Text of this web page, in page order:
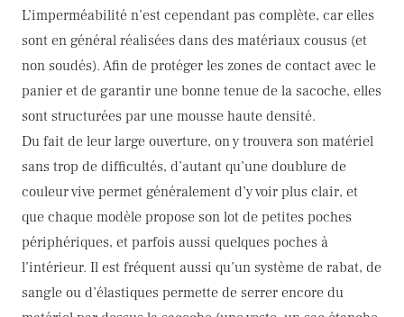
L’imperméabilité n’est cependant pas complète, car elles
sont en général réalisées dans des matériaux cousus (et
non soudés). Afin de protéger les zones de contact avec le
panier et de garantir une bonne tenue de la sacoche, elles
sont structurées par une mousse haute densité.
Du fait de leur large ouverture, on y trouvera son matériel
sans trop de difficultés, d’autant qu’une doublure de
couleur vive permet généralement d’y voir plus clair, et
que chaque modèle propose son lot de petites poches
périphériques, et parfois aussi quelques poches à
l’intérieur. Il est fréquent aussi qu’un système de rabat, de
sangle ou d’élastiques permette de serrer encore du